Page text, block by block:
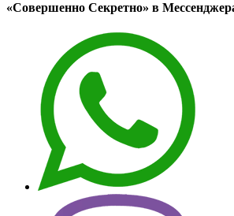
«Совершенно Секретно» в